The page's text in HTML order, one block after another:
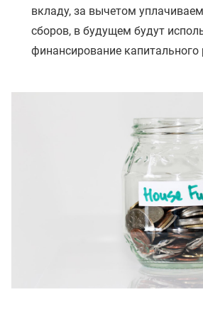
вкладу, за вычетом
сборов, в будущем будут
финансирование капитального